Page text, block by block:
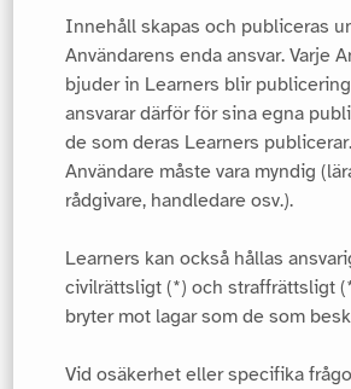
Innehåll skapas och publiceras
Användarens enda ansvar. Varje
bjuder in Learners blir
ansvarar därför för sina egna
de som deras Learners
Användare måste vara myndig
rådgivare, handledare osv.).
Learners kan också hållas
civilrättsligt (*) och straffrättsligt
bryter mot lagar som de som
Vid osäkerhet eller specifika